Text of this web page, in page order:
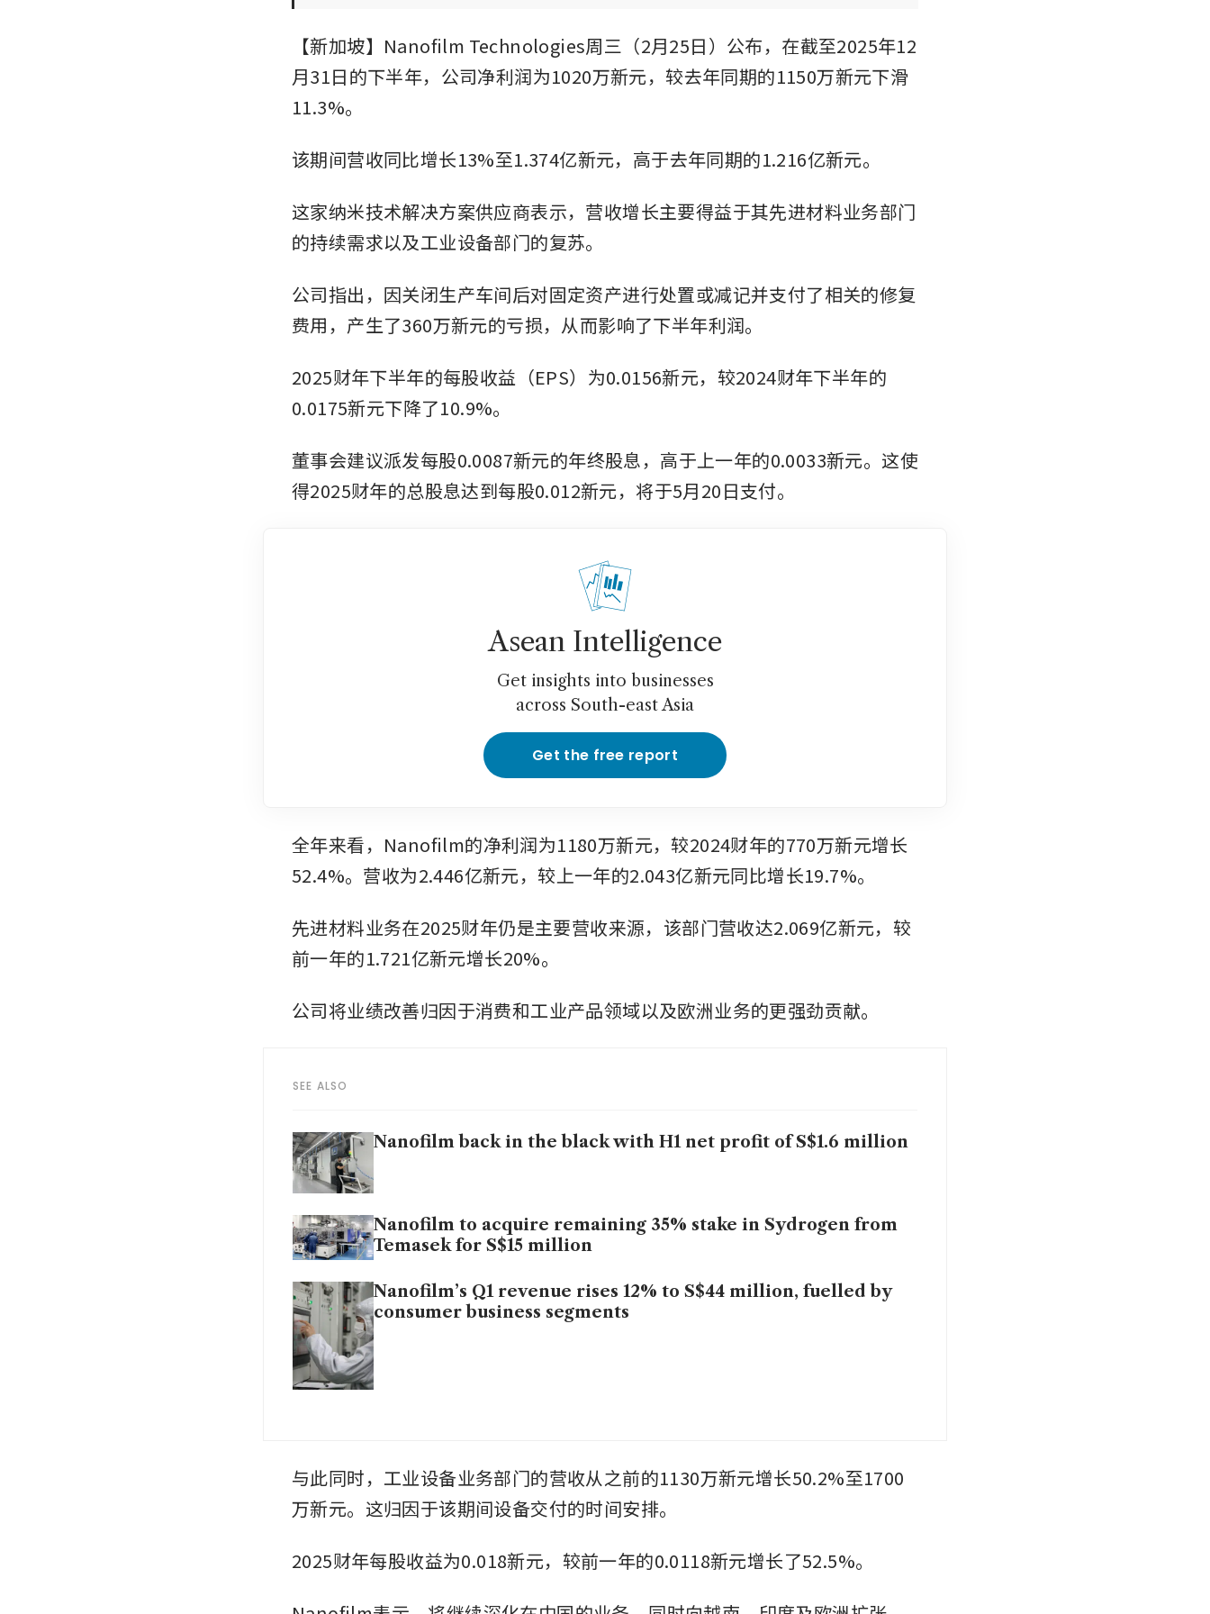
【新加坡】Nanofilm Technologies周三（2月25日）公布，在截至2025年12
月31日的下半年，公司净利润为1020万新元，较去年同期的1150万新元下滑
11.3%。
该期间营收同比增长13%至1.374亿新元，高于去年同期的1.216亿新元。
这家纳米技术解决方案供应商表示，营收增长主要得益于其先进材料业务部门
的持续需求以及工业设备部门的复苏。
公司指出，因关闭生产车间后对固定资产进行处置或减记并支付了相关的修复
费用，产生了360万新元的亏损，从而影响了下半年利润。
2025财年下半年的每股收益（EPS）为0.0156新元，较2024财年下半年的
0.0175新元下降了10.9%。
董事会建议派发每股0.0087新元的年终股息，高于上一年的0.0033新元。这使
得2025财年的总股息达到每股0.012新元，将于5月20日支付。
Asean Intelligence
Get insights into businesses
across South-east Asia
Get the free report
全年来看，Nanofilm的净利润为1180万新元，较2024财年的770万新元增长
52.4%。营收为2.446亿新元，较上一年的2.043亿新元同比增长19.7%。
先进材料业务在2025财年仍是主要营收来源，该部门营收达2.069亿新元，较
前一年的1.721亿新元增长20%。
公司将业绩改善归因于消费和工业产品领域以及欧洲业务的更强劲贡献。
SEE ALSO
Nanofilm back in the black with H1 net profit of S$1.6 million
Nanofilm to acquire remaining 35% stake in Sydrogen from
Temasek for S$15 million
Nanofilm’s Q1 revenue rises 12% to S$44 million, fuelled by
consumer business segments
与此同时，工业设备业务部门的营收从之前的1130万新元增长50.2%至1700
万新元。这归因于该期间设备交付的时间安排。
2025财年每股收益为0.018新元，较前一年的0.0118新元增长了52.5%。